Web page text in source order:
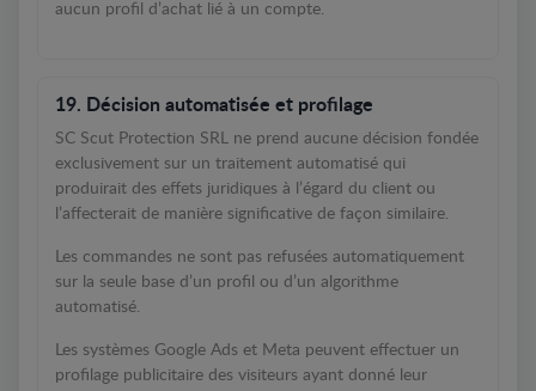
aucun profil d’achat lié à un compte.
19. Décision automatisée et profilage
SC Scut Protection SRL ne prend aucune décision fondée
exclusivement sur un traitement automatisé qui
produirait des effets juridiques à l’égard du client ou
l’affecterait de manière significative de façon similaire.
Les commandes ne sont pas refusées automatiquement
sur la seule base d’un profil ou d’un algorithme
automatisé.
Les systèmes Google Ads et Meta peuvent effectuer un
profilage publicitaire des visiteurs ayant donné leur